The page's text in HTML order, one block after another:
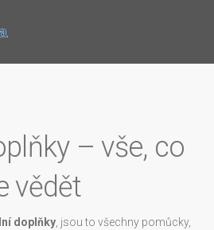
– vše, co
vědět
doplňky jsou to všechny pomůcky,